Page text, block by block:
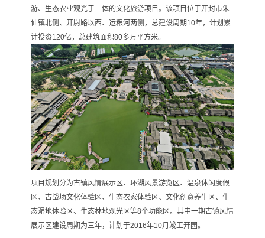
游、生态农业观光于一体的文化旅游项目。该项目位于开封市朱
仙镇北侧、开尉路以西、运粮河两侧，总建设周期10年，计划累
计投资120亿，总建筑面积80多万平方米。
项目规划分为古镇风情展示区、环湖风景游览区、温泉休闲度假
区、古战场文化体验区、生态农家体验区、文化创意养生区、生
态湿地体验区、生态林地观光区等8个功能区。其中一期古镇风情
展示区建设周期为三年，计划于2016年10月竣工开园。